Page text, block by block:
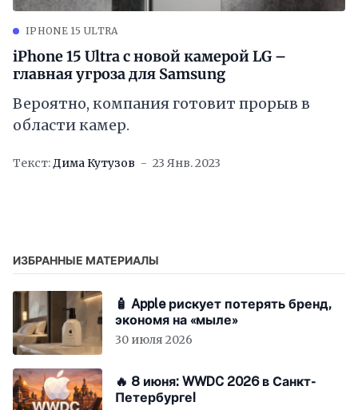
IPHONE 15 ULTRA
iPhone 15 Ultra с новой камерой LG –
главная угроза для Samsung
Вероятно, компания готовит прорыв в
области камер.
Текст:Дима Кутузов 23 Янв. 2023
ИЗБРАННЫЕ МАТЕРИАЛЫ
🧴 Apple рискует потерять бренд,
экономя на «мыле»
30 июля 2026
🔥 8 июня: WWDC 2026 в Санкт-
Петербурге!